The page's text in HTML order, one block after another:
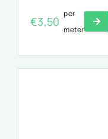
€3,50
per
meter